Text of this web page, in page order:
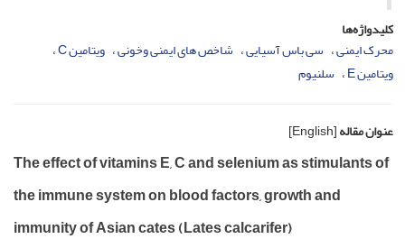
کلیدواژه‌ها
محرک ایمنی سی باس آسیایی شاخص های ایمنی وخونی ویتامین C
ویتامین E
سلنیوم
عنوان مقاله[English]
The effect of vitamins E, C and selenium as stimulants of
the immune system on blood factors, growth and
immunity of Asian cates (Lates calcarifer)